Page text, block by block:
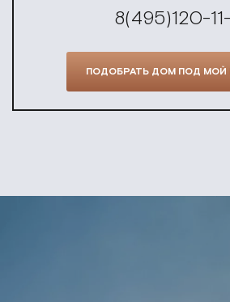
8(495)120-
ПОДОБРАТЬ ДОМ ПОД